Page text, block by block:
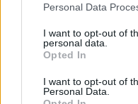
Personal Data
I want to opt-out of
personal data.
Opted In
I want to opt-out of
Personal Data.
restauraceMcDonaldsna
prodejnyMercedes-Benzna
v centru Prahy. Klid v
kolem půlnoci.
Reportér EkoListu